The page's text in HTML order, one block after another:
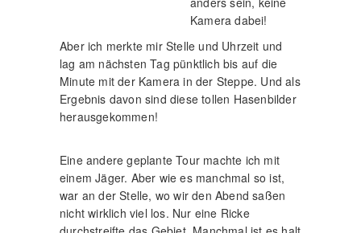
Kamera dabei!
Aber ich merkte mir Stelle und Uhrzeit und
lag am nächsten Tag pünktlich bis auf die
Minute mit der Kamera in der Steppe. Und als
Ergebnis davon sind diese tollen Hasenbilder
herausgekommen!
Eine andere geplante Tour machte ich mit
einem Jäger. Aber wie es manchmal so ist,
war an der Stelle, wo wir den Abend saßen
nicht wirklich viel los. Nur eine Ricke